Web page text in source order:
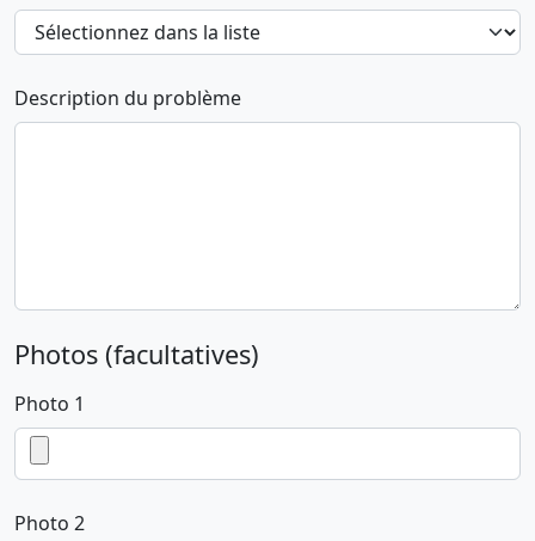
Description du problème
Photos (facultatives)
Photo 1
Photo 2